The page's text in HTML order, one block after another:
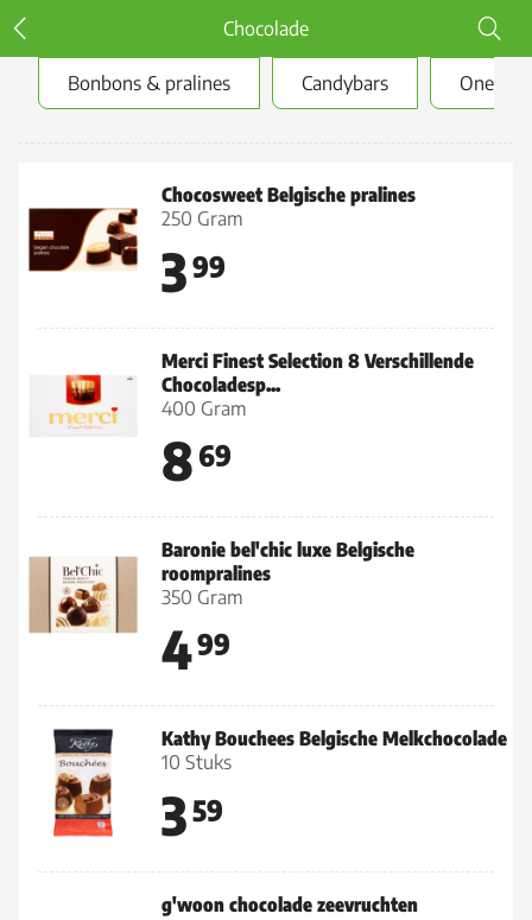
Chocolade
Bonbons & pralines Candybars One
Bonbons & pralines
Chocosweet Belgische pralines
250 Gram
399
Merci Finest Selection 8 Verschillende
Chocoladesp...
400 Gram
869
Baronie bel'chic luxe Belgische
roompralines
350 Gram
499
Kathy Bouchees Belgische Melkchocolade
10 Stuks
359
g'woon chocolade zeevruchten